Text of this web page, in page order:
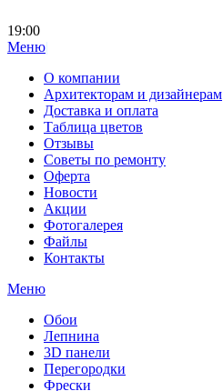
19:00
Меню|
О компании
Архитекторам и дизайнерам
Доставка и оплата
Таблица цветов
Отзывы
Советы по ремонту
Оферта
Новости
Акции
Фотогалерея
Файлы
Контакты
Меню
Обои
Лепнина
3D панели
Перегородки
Фрески